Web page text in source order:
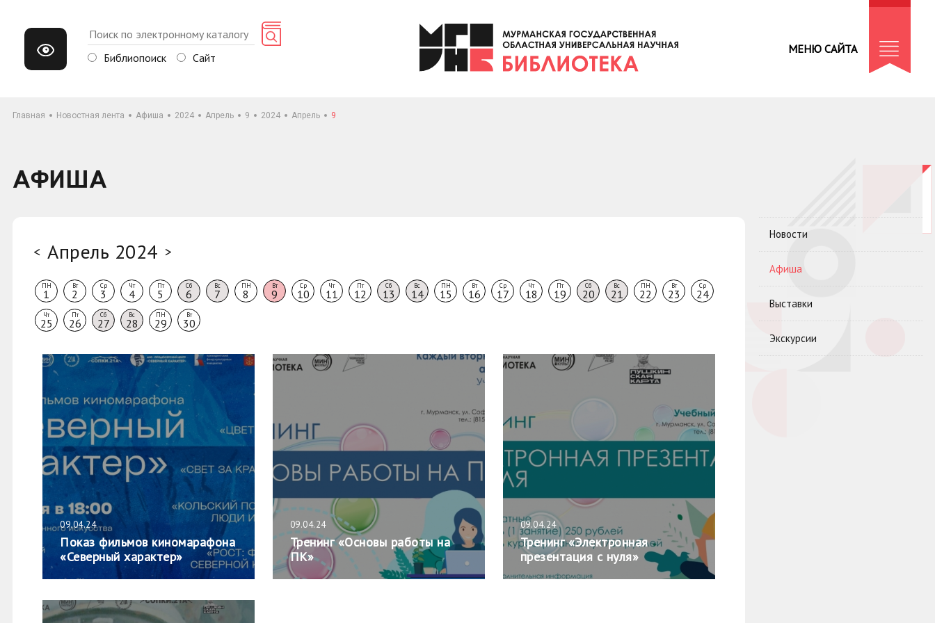
Библиопоиск Сайт
МЕНЮ САЙТА
Главная Новостная лента Афиша 2024 Апрель 9 2024 Апрель 9
АФИША
< Апрель 2024 >
ПН
1
Вт
2
Ср
3
Чт
4
Пт
5
Сб
6
Вс
7
ПН
8
Вт
9
Ср
10
Чт
11
Пт
12
Сб
13
Вс
14
ПН
15
Вт
16
Ср
17
Чт
18
Пт
19
Сб
20
Вс
21
ПН
22
Вт
23
Ср
24
Чт
25
Пт
26
Сб
27
Вс
28
ПН
29
Вт
30
09.04.24
Показ фильмов киномарафона
«Северный характер»
09.04.24
Тренинг «Основы работы на
ПК»
09.04.24
Тренинг «Электронная
презентация с нуля»
Новости
Афиша
Выставки
Экскурсии